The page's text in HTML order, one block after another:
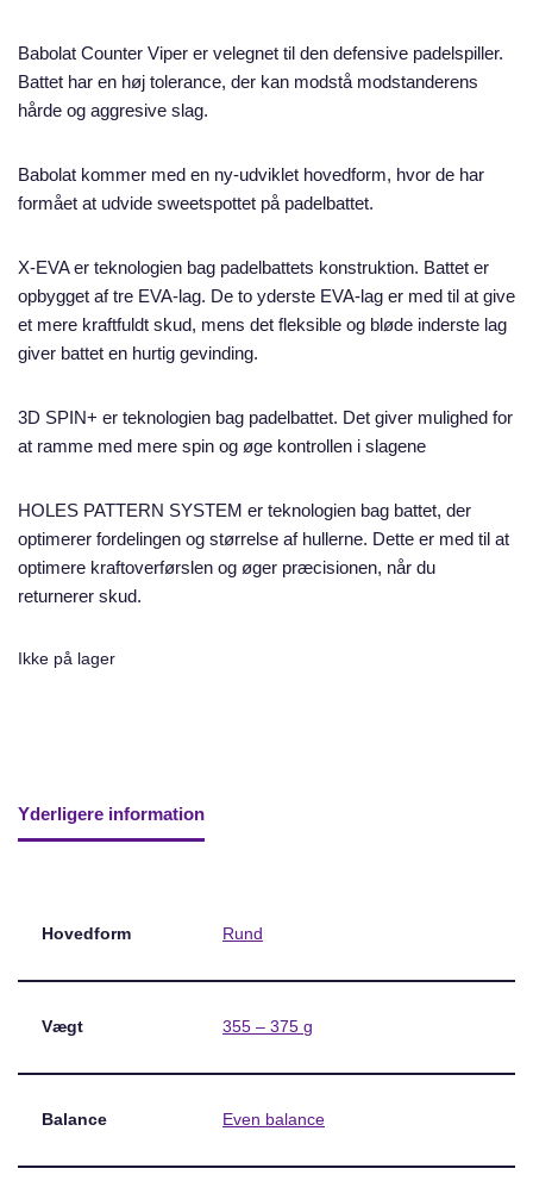
Babolat Counter Viper er velegnet til den defensive padelspiller.
Battet har en høj tolerance, der kan modstå modstanderens
hårde og aggresive slag.
Babolat kommer med en ny-udviklet hovedform, hvor de har
formået at udvide sweetspottet på padelbattet.
X-EVA er teknologien bag padelbattets konstruktion. Battet er
opbygget af tre EVA-lag. De to yderste EVA-lag er med til at give
et mere kraftfuldt skud, mens det fleksible og bløde inderste lag
giver battet en hurtig gevinding.
3D SPIN+ er teknologien bag padelbattet. Det giver mulighed for
at ramme med mere spin og øge kontrollen i slagene
HOLES PATTERN SYSTEM er teknologien bag battet, der
optimerer fordelingen og størrelse af hullerne. Dette er med til at
optimere kraftoverførslen og øger præcisionen, når du
returnerer skud.
Ikke på lager
Yderligere information
Hovedform Rund
Vægt 355 – 375 g
Balance Even balance